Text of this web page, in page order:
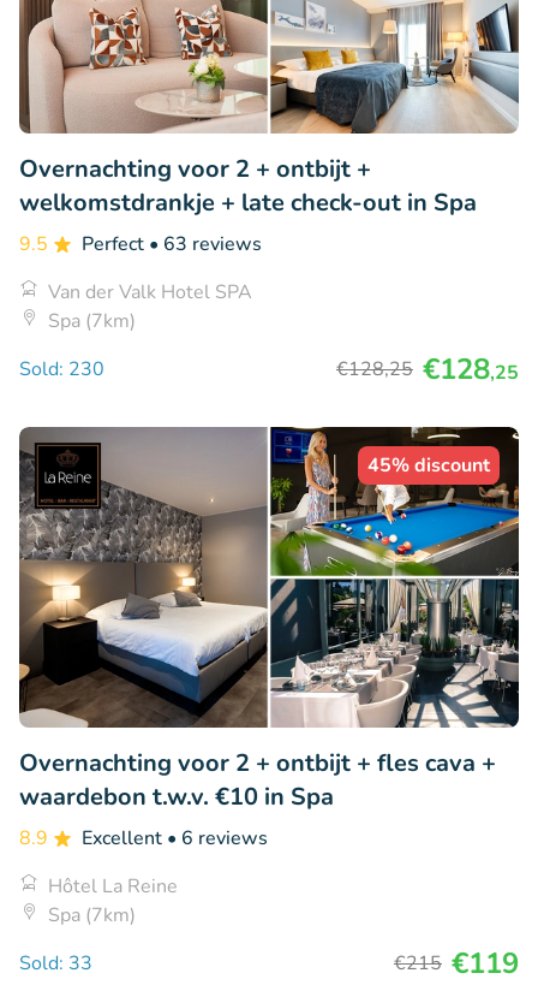
Overnachting voor 2 + ontbijt +
welkomstdrankje + late check-out in Spa
9.5 Perfect • 63 reviews
Van der Valk Hotel SPA
Spa (7km)
Sold: 230
€128,25 €128,25
45% discount
Overnachting voor 2 + ontbijt + fles cava +
waardebon t.w.v. €10 in Spa
8.9 Excellent • 6 reviews
Hôtel La Reine
Spa (7km)
Sold: 33
€215 €119